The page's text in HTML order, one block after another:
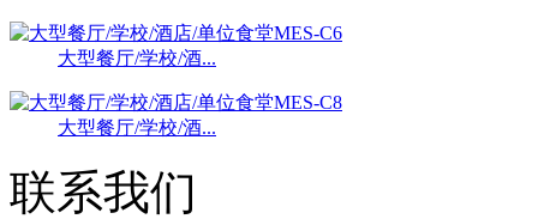
大型餐厅/学校/酒...
大型餐厅/学校/酒...
联系我们